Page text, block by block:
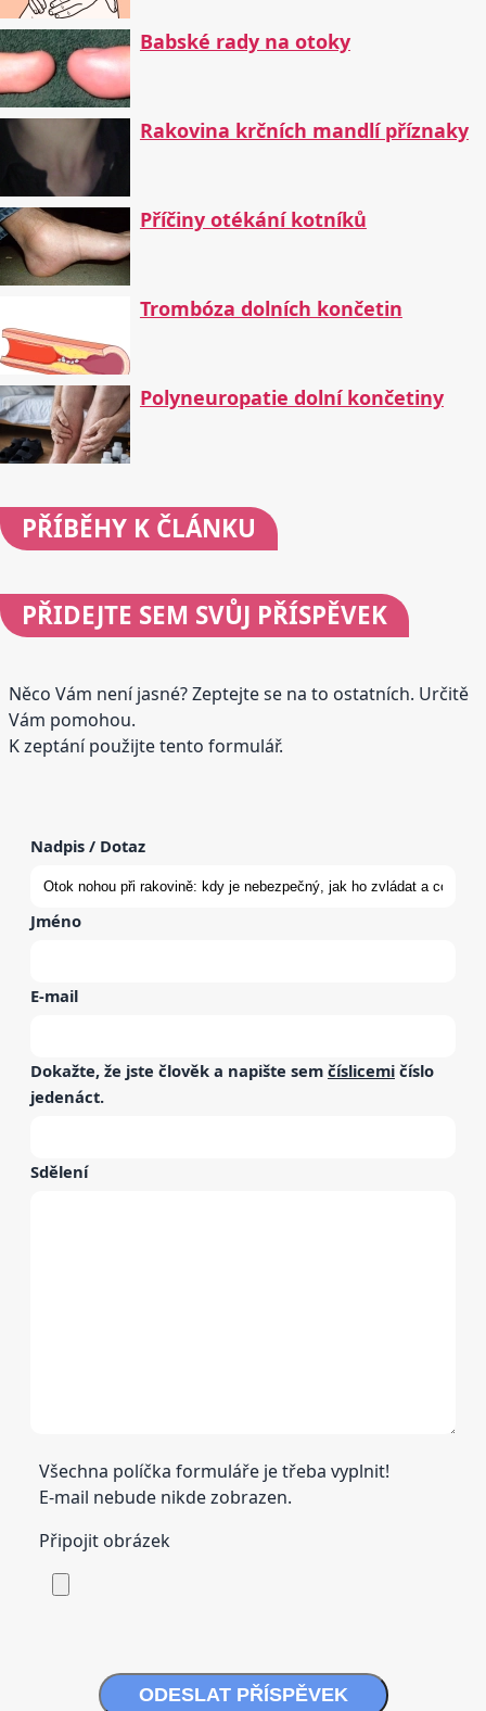
Babské rady na otoky
Rakovina krčních mandlí příznaky
Příčiny otékání kotníků
Trombóza dolních končetin
Polyneuropatie dolní končetiny
PŘÍBĚHY K ČLÁNKU
PŘIDEJTE SEM SVŮJ PŘÍSPĚVEK
Něco Vám není jasné? Zeptejte se na to ostatních. Určitě
Vám pomohou.
K zeptání použijte tento formulář.
Nadpis / Dotaz
Jméno
E-mail
Dokažte, že jste člověk a napište sem číslicemi číslo
jedenáct.
Sdělení
Všechna políčka formuláře je třeba vyplnit!
E-mail nebude nikde zobrazen.
Připojit obrázek
ODESLAT PŘÍSPĚVEK